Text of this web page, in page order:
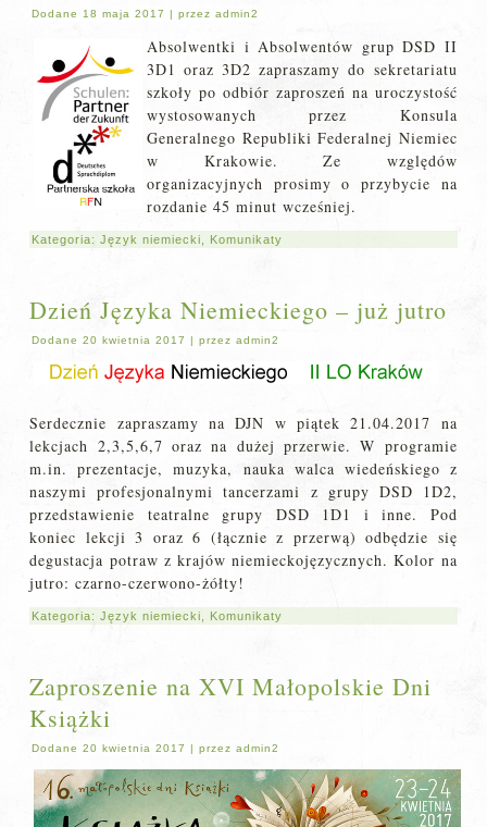
Dodane 18 maja 2017 |przez admin2
Absolwentki i Absolwentów grup DSD II
3D1 oraz 3D2 zapraszamy do sekretariatu
szkoły po odbiór zaproszeń na uroczystość
wystosowanych przez Konsula
Generalnego Republiki Federalnej Niemiec
w Krakowie. Ze względów
organizacyjnych prosimy o przybycie na
rozdanie 45 minut wcześniej.
Kategoria:Język niemiecki Komunikaty
Dzień Języka Niemieckiego – już jutro
Dodane 20 kwietnia 2017 |przez admin2
Serdecznie zapraszamy na DJN w piątek 21.04.2017 na
lekcjach 2,3,5,6,7 oraz na dużej przerwie. W programie
m.in. prezentacje, muzyka, nauka walca wiedeńskiego z
naszymi profesjonalnymi tancerzami z grupy DSD 1D2,
przedstawienie teatralne grupy DSD 1D1 i inne. Pod
koniec lekcji 3 oraz 6 (łącznie z przerwą) odbędzie się
degustacja potraw z krajów niemieckojęzycznych. Kolor na
jutro: czarno-czerwono-żółty!
Kategoria:Język niemiecki Komunikaty
Zaproszenie na XVI Małopolskie Dni
Książki
Dodane 20 kwietnia 2017 |przez admin2